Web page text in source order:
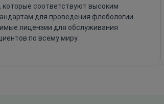
которые соответствуют высоким
для проведения флебологии.
лицензии для обслуживания
по всему миру.